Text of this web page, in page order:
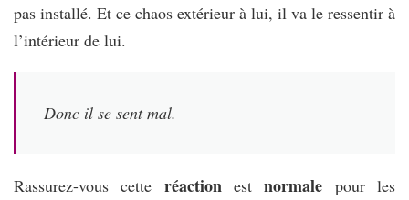
pas installé. Et ce chaos extérieur à lui, il va le ressentir à
l’intérieur de lui.
Donc il se sent mal.
Rassurez-vous cette réaction estnormale pour les